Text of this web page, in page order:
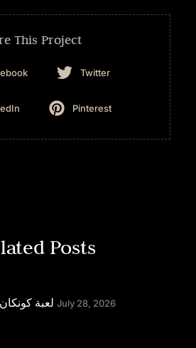
This Project
Twitter
Pinterest
Posts
لعبة July 28, 2026